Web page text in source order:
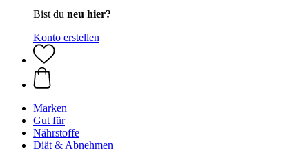
Bist du neu hier?
Konto erstellen
Marken
Gut für
Nährstoffe
Diät & Abnehmen